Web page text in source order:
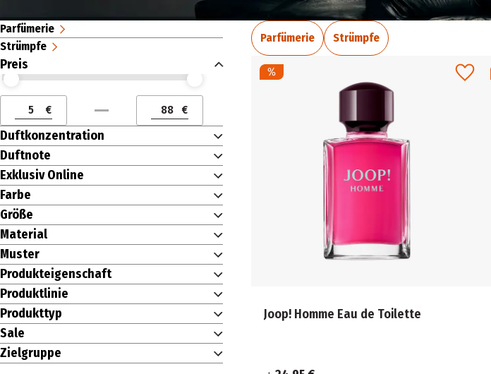
Parfümerie
Strümpfe
Preis
Preis (€) ab
Preis (€) bis
Preis (€) ab
€
Preis (€) bis
€
Duftkonzentration
Duftnote
Exklusiv Online
Farbe
Größe
Material
Muster
Produkteigenschaft
Produktlinie
Produkttyp
Sale
Zielgruppe
Parfümerie Strümpfe
Joop! Homme Eau de Toilette